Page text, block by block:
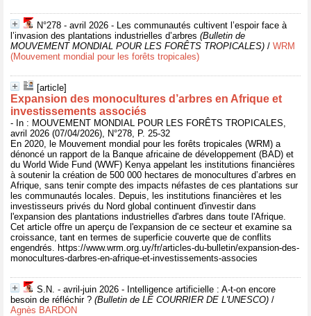
N°278 - avril 2026 - Les communautés cultivent l’espoir face à
l’invasion des plantations industrielles d’arbres (Bulletin de
MOUVEMENT MONDIAL POUR LES FORÊTS TROPICALES) / WRM
(Mouvement mondial pour les forêts tropicales)
[article]
Expansion des monocultures d’arbres en Afrique et
investissements associés
- In : MOUVEMENT MONDIAL POUR LES FORÊTS TROPICALES,
avril 2026 (07/04/2026), N°278, P. 25-32
En 2020, le Mouvement mondial pour les forêts tropicales (WRM) a
dénoncé un rapport de la Banque africaine de développement (BAD) et
du World Wide Fund (WWF) Kenya appelant les institutions financières
à soutenir la création de 500 000 hectares de monocultures d’arbres en
Afrique, sans tenir compte des impacts néfastes de ces plantations sur
les communautés locales. Depuis, les institutions financières et les
investisseurs privés du Nord global continuent d'investir dans
l'expansion des plantations industrielles d'arbres dans toute l'Afrique.
Cet article offre un aperçu de l'expansion de ce secteur et examine sa
croissance, tant en termes de superficie couverte que de conflits
engendrés. https://www.wrm.org.uy/fr/articles-du-bulletin/expansion-des-
monocultures-darbres-en-afrique-et-investissements-associes
S.N. - avril-juin 2026 - Intelligence artificielle : A-t-on encore
besoin de réfléchir ? (Bulletin de LE COURRIER DE L'UNESCO) /
Agnès BARDON